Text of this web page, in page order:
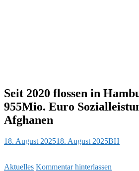
Seit 2020 flossen in
955Mio. Euro
Afghanen
18. August 202518. August 2025BH
Aktuelles Kommentar hinterlassen